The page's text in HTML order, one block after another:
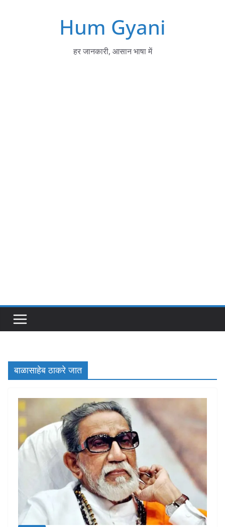
Hum Gyani
हर जानकारी, आसान भाषा में
बाळासाहेब ठाकरे जात